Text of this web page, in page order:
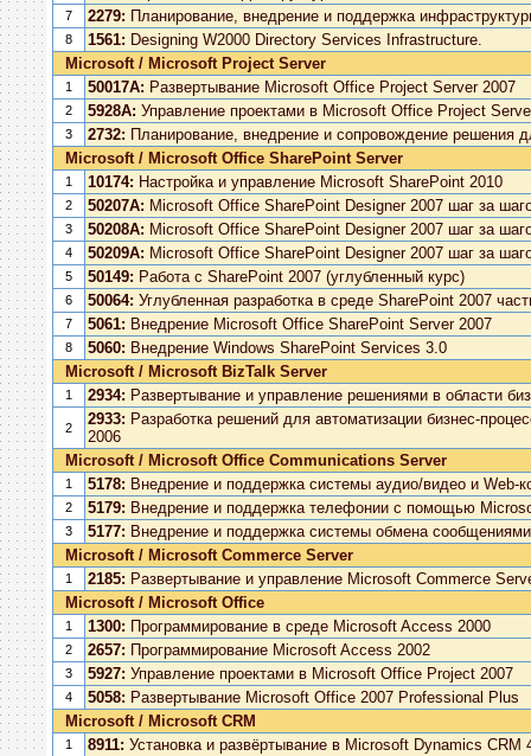
7 2279: Планирование, внедрение и поддержка
8 1561: Designing W2000 Directory Services Infrastructure.
Microsoft / Microsoft Project Server
1 50017A: Развертывание Microsoft Office Project Server 2007
2 5928А: Управление проектами в Microsoft Office Project
3 2732: Планирование, внедрение и сопровождение решения
Microsoft / Microsoft Office SharePoint Server
1 10174: Настройка и управление Microsoft SharePoint 2010
2 50207A: Microsoft Office SharePoint Designer 2007 шаг за
3 50208A: Microsoft Office SharePoint Designer 2007 шаг за
4 50209A: Microsoft Office SharePoint Designer 2007 шаг за
5 50149: Работа с SharePoint 2007 (углубленный курс)
6 50064: Углубленная разработка в среде SharePoint 2007
7 5061: Внедрение Microsoft Office SharePoint Server 2007
8 5060: Внедрение Windows SharePoint Services 3.0
Microsoft / Microsoft BizTalk Server
1 2934: Развертывание и управление решениями в области
2 2933: Разработка решений для автоматизации бизнес-
2006
Microsoft / Microsoft Office Communications Server
1 5178: Внедрение и поддержка системы аудио/видео и
2 5179: Внедрение и поддержка телефонии с помощью
3 5177: Внедрение и поддержка системы обмена
Microsoft / Microsoft Commerce Server
1 2185: Развертывание и управление Microsoft Commerce
Microsoft / Microsoft Office
1 1300: Программирование в среде Microsoft Access 2000
2 2657: Программирование Microsoft Access 2002
3 5927: Управление проектами в Microsoft Office Project 2007
4 5058: Развертывание Microsoft Office 2007 Professional Plus
Microsoft / Microsoft CRM
1 8911: Установка и развёртывание в Microsoft Dynamics